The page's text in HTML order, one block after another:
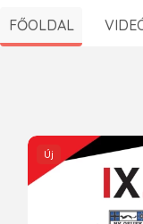
FŐOLDAL
Új